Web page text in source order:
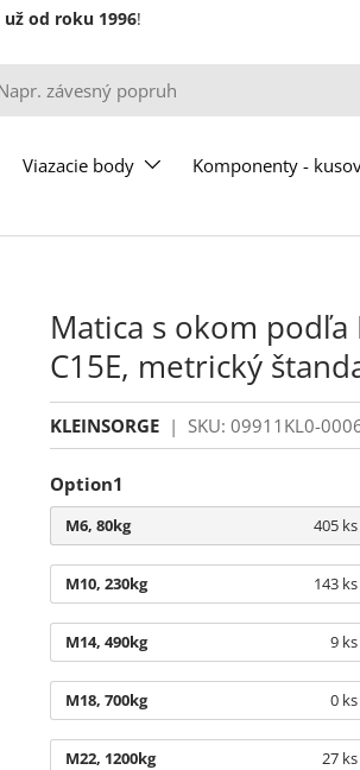
už od roku 1996!
Viazacie body Komponenty -
Matica s okom
C15E, metrický
KLEINSORGE| SKU: 09911KL0-
Option1
M6, 80kg 405 ks
M10, 230kg 143 ks
M14, 490kg 9 ks
M18, 700kg 0 ks
M22, 1200kg 27 ks